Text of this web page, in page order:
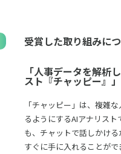
受賞した取り組みに
「人事データを解析
スト『チャッピー』」
「チャッピー」は、複雑
るようにするAIアナリス
も、チャットで話しかけ
すぐに手に入れることが